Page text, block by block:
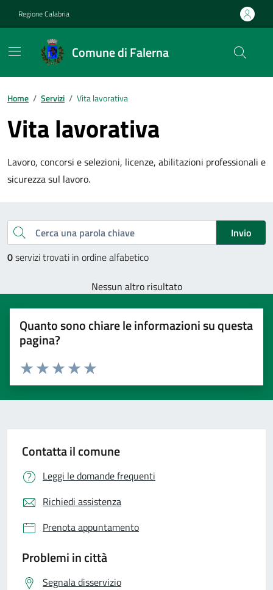
Regione Calabria
Comune di Falerna
Home / Servizi / Vita lavorativa
Vita lavorativa
Lavoro, concorsi e selezioni, licenze, abilitazioni professionali e
sicurezza sul lavoro.
Esplora tutti i servizi
Cerca una parola chiave
Invio
0servizi trovati in ordine alfabetico
Nessun altro risultato
Quanto sono chiare le informazioni su questa
pagina?
Valuta 5 stelle su 5
Valuta 4 stelle su 5
Valuta 3 stelle su 5
Valuta 2 stelle su 5
Valuta 1 stelle su 5
Contatta il comune
Leggi le domande frequenti
Richiedi assistenza
Prenota appuntamento
Problemi in città
Segnala disservizio